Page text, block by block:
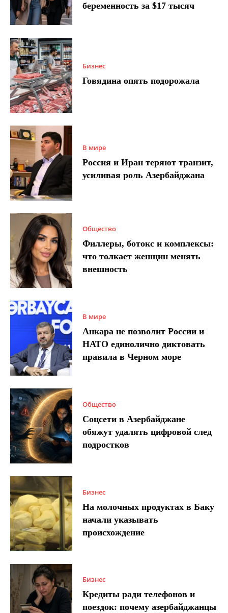
беременность за $17 тысяч
Бизнес
Говядина опять подорожала
В мире
Россия и Иран теряют транзит,
усиливая роль Азербайджана
Общество
Филлеры, ботокс и комплексы:
что толкает женщин менять
внешность
В мире
Анкара не позволит России и
НАТО единолично диктовать
правила в Черном море
Общество
Соцсети в Азербайджане
обяжут удалять цифровой след
подростков
Бизнес
На молочных продуктах в Баку
начали указывать
происхождение
Бизнес
Кредиты ради телефонов и
поездок: почему азербайджанцы